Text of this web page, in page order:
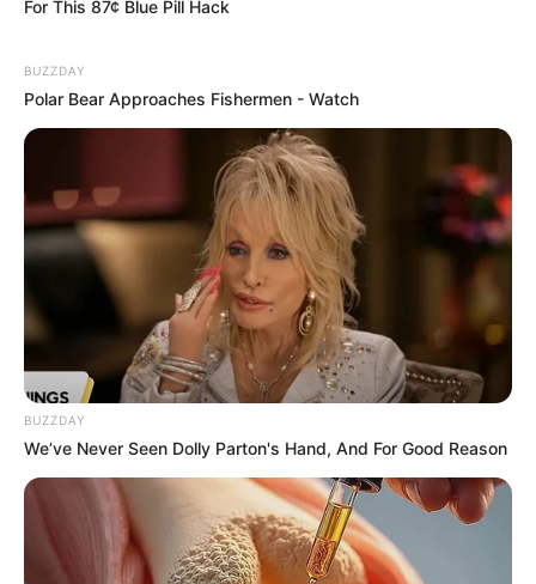
ภาพรวมดวงชะตาในเดือนนี้ อึดอัด ไม่สามารถทำอะไร
อย่างที่ใจต้องการได้ มักมีคนมากดดัน หรือถูกสถานการณ์
บังคับอยู่เสมอ
ช่วงวันที่ 1 – 10
ไม่ว่าจะคิดทำอะไรก็มีคนรัก คนสนิทคอย
ช่วยเหลือเป็นกำลังใจให้ตลอด การงานมีเพื่อนคู่คิดและที่
ปรึกษาที่ดี ทำให้คุณไม่พลาด และมีผลงานเป็นที่พอใจ เป็น
ช่วงเวลาที่ดีอาจได้ผู้ร่วมงานเพิ่มแบ่งเบาภาระได้เยอะ และ
เหมาะในการลงทุนร่วมหุ้นกับคนรัก ครอบครัวหรือคนสนิท
นับเป็นการเริ่มต้นที่ดี การเงินแม้จะใช้จ่ายตามใจตัวเองไป
บ้าง แต่ก็ยังอยู่ในการควบคุมไม่นอกกฎเกณฑ์ที่วางไว้ ทำให้
ยังมีสภาพคล่องที่ดีอยู่ ช่วงนี้มักได้ลาภเป็นข้าวของ ของ
ฝากอยู่บ่อยๆ ความรักหวานชื่นสุดๆ คนรักพูดจาน่ารักน่า
ฟัง เอาใจเก่ง ทำตัวดีทุกอย่าง เล่นเอาคุณหลงหัวปักหัวปำ
สำลักความสุข ส่วนคนโสดจะมีมือดีแนะนำคนถูกใจให้หาย
เหงาอย่างแน่นอน
For This 87¢ Blue Pill Hack
BUZZDAY
Polar Bear Approaches Fishermen - Watch
BUZZDAY
We’ve Never Seen Dolly Parton's Hand, And For Good Reason